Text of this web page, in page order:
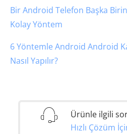
Bir Android Telefon Başka
Kolay Yöntem
6 Yöntemle Android Android
Nasıl Yapılır?
Ürünle ilgili
Hızlı Çözüm